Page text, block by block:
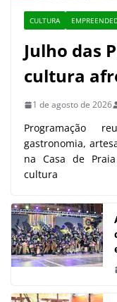
CULTURA
Julho das
cultura
1 de agosto de 2026
Programação
gastronomia,
na Casa de
cultura